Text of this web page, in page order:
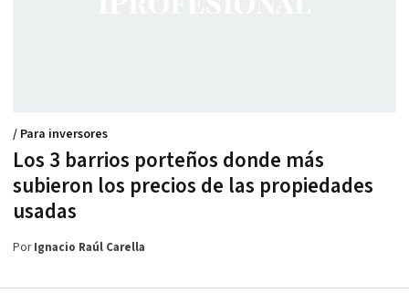
Los 3 barrios porteños donde más
subieron los precios de las propiedades
usadas
/ Para inversores
PorIgnacio Raúl Carella